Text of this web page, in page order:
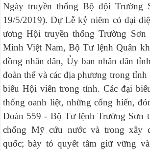
Ngày truyền thống Bộ đội Trường
19/5/2019). Dự Lễ kỷ niêm có đại
ương Hội truyền thống Trường
Minh Việt Nam, Bộ Tư lệnh Quân
đồng nhân dân, Ủy ban nhân dân
đoàn thể và các địa phương trong
biểu Hội viên trong tỉnh. Các đại
thống oanh liệt, những cống hiến,
Đoàn 559 - Bộ Tư lệnh Trường Sơn
chống Mỹ cứu nước và trong xây
quốc; bày tỏ quyết tâm giữ vững